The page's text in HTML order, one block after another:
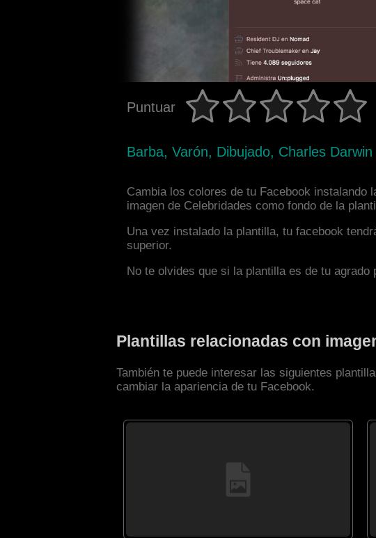
Puntuar
Barba, Varón, Dibujado, Charles Darwin
Cambia los colores de tu Facebook instalando
imagen de Celebridades como fondo de la
Una vez instalado la plantilla, tu facebook
superior.
No te olvides que si la plantilla es de tu agrado
Plantillas relacionadas con
También te puede interesar las siguientes
cambiar la apariencia de tu Facebook.